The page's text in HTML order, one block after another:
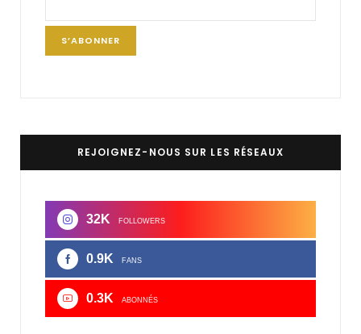
REJOIGNEZ-NOUS SUR LES RÉSEAUX
32K FOLLOWERS
0.9K FANS
0.3K ABONNÉS